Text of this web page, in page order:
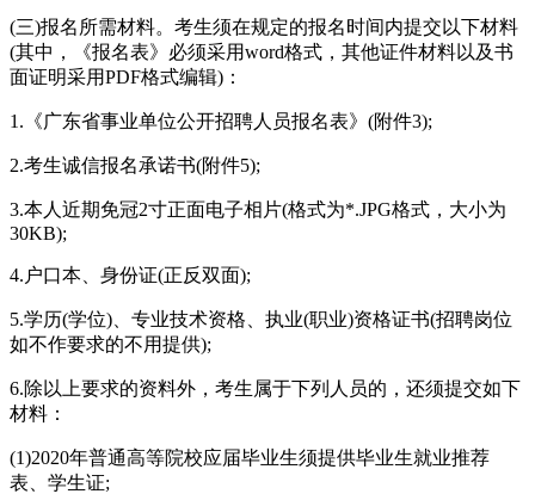
(三)报名所需材料。考生须在规定的报名时间内提交以下材料
(其中，《报名表》必须采用word格式，其他证件材料以及书
面证明采用PDF格式编辑)：
1.《广东省事业单位公开招聘人员报名表》(附件3);
2.考生诚信报名承诺书(附件5);
3.本人近期免冠2寸正面电子相片(格式为*.JPG格式，大小为
30KB);
4.户口本、身份证(正反双面);
5.学历(学位)、专业技术资格、执业(职业)资格证书(招聘岗位
如不作要求的不用提供);
6.除以上要求的资料外，考生属于下列人员的，还须提交如下
材料：
(1)2020年普通高等院校应届毕业生须提供毕业生就业推荐
表、学生证;